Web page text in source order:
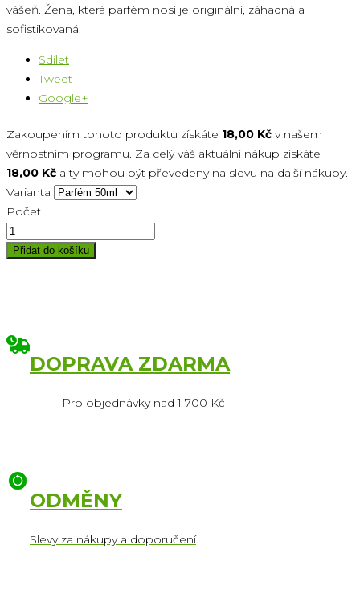
vášeň. Žena, která parfém nosí je originální, záhadná a
sofistikovaná.
Sdílet
Tweet
Google+
Zakoupením tohoto produktu získáte 18,00 Kč v našem
věrnostním programu. Za celý váš aktuální nákup získáte
18,00 Kč a ty mohou být převedeny na slevu na další nákupy.
Varianta
Počet
Přidat do košíku
DOPRAVA ZDARMA
Pro objednávky nad 1 700 Kč
ODMĚNY
Slevy za nákupy a doporučení